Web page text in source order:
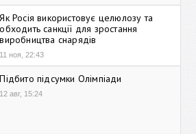
Як Росія використовує целюлозу та
обходить санкції для зростання
виробництва снарядів
11 ноя, 22:43
Підбито підсумки Олімпіади
12 авг, 15:24